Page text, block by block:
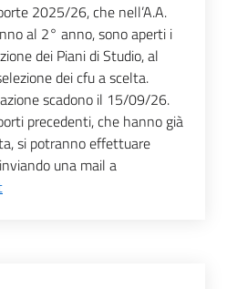
2025/26, che nell’A.A.
al 2° anno, sono aperti i
dei Piani di Studio, al
dei cfu a scelta.
scadono il 15/09/26.
precedenti, che hanno già
si potranno effettuare
una mail a